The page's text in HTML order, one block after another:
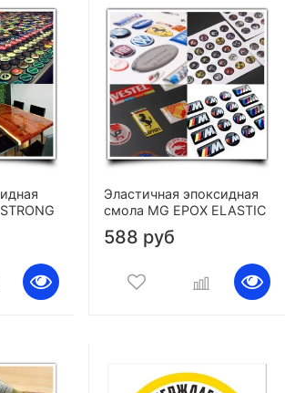
Эластичная эпоксидная
смола MG EPOX ELASTIC
588 руб